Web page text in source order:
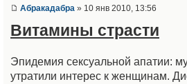
Абракадабра » 10 янв 2010, 13:56
Витамины страсти
Эпидемия сексуальной апатии:
утратили интерес к женщинам.